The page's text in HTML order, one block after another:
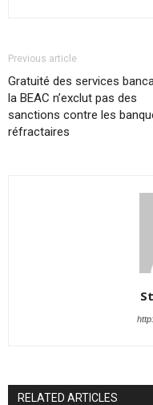
Previous article
Gratuité des services
la BEAC n’exclut pas des
sanctions contre les
réfractaires
RELATED ARTICLES